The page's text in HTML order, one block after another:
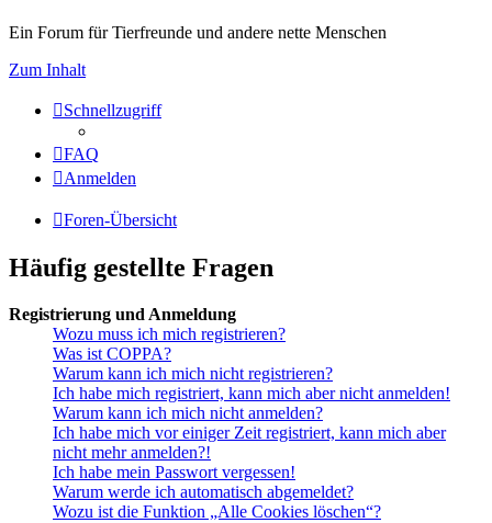
Ein Forum für Tierfreunde und andere nette Menschen
Zum Inhalt
Schnellzugriff
FAQ
Anmelden
Foren-Übersicht
Häufig gestellte Fragen
Registrierung und Anmeldung
Wozu muss ich mich registrieren?
Was ist COPPA?
Warum kann ich mich nicht registrieren?
Ich habe mich registriert, kann mich aber nicht anmelden!
Warum kann ich mich nicht anmelden?
Ich habe mich vor einiger Zeit registriert, kann mich aber
nicht mehr anmelden?!
Ich habe mein Passwort vergessen!
Warum werde ich automatisch abgemeldet?
Wozu ist die Funktion „Alle Cookies löschen“?